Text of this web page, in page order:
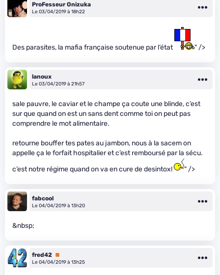
ProFesseur Onizuka
Le 03/04/2019 à 18h22
Des parasites, la mafia française soutenue par l’état " />
lanoux
Le 03/04/2019 à 21h57
sale pauvre, le caviar et le champe ça coute une blinde, c’est
sur que quand on est un sans dent comme toi on peut pas
comprendre le mot alimentaire.
retourne bouffer tes pates au jambon, nous à la sacem on
appelle ça le forfait hospitalier et c’est remboursé par la sécu.
c’est notre régime quand on va en cure de desintox!
" />
fabcool
Le 04/04/2019 à 13h20
&nbsp;
fred42 Premium
Le 04/04/2019 à 13h25